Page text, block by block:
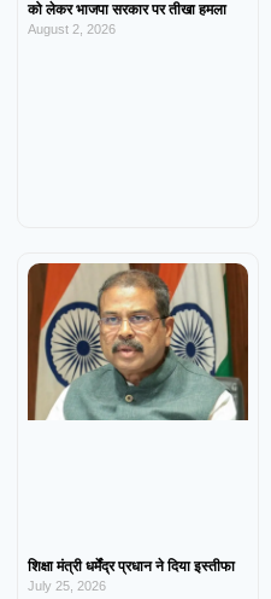
को लेकर भाजपा सरकार पर तीखा हमला
August 2, 2026
शिक्षा मंत्री धर्मेंद्र प्रधान ने दिया इस्तीफा
July 25, 2026